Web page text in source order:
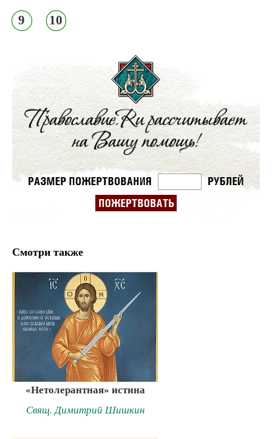
9 10
Смотри также
«Нетолерантная» истина
Свящ. Димитрий Шишкин